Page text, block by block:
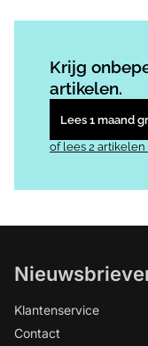
Krijg
artikelen.
Lees 1 maand
of lees 2
Klantenservice
Contact